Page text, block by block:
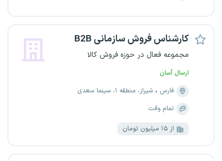
کارشناس فروش سازمانی B2B
مجموعه فعال در حوزه فروش کالا
ارسال آسان
فارس
شیراز، منطقه ۱، سینما سعدی
تمام وقت
از ۱۵ میلیون تومان